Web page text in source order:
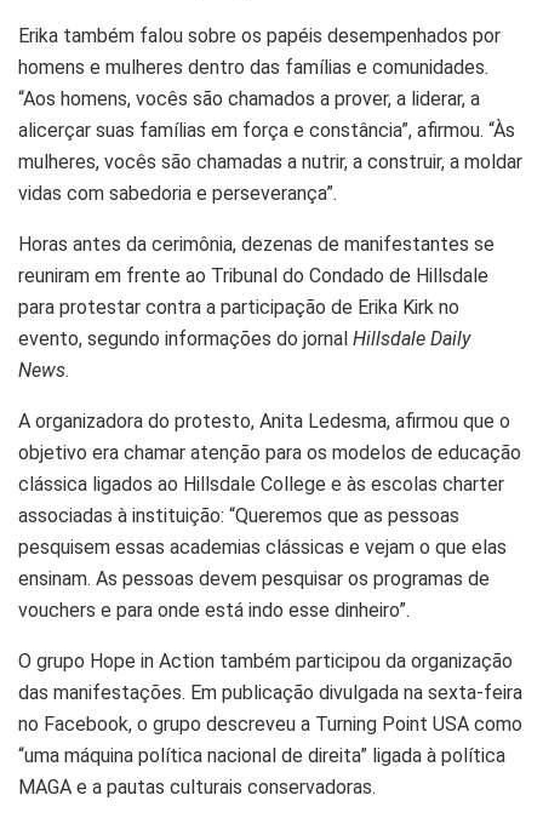
Erika também falou sobre os papéis desempenhados por
homens e mulheres dentro das famílias e comunidades.
“Aos homens, vocês são chamados a prover, a liderar, a
alicerçar suas famílias em força e constância”, afirmou. “Às
mulheres, vocês são chamadas a nutrir, a construir, a moldar
vidas com sabedoria e perseverança”.
Horas antes da cerimônia, dezenas de manifestantes se
reuniram em frente ao Tribunal do Condado de Hillsdale
para protestar contra a participação de Erika Kirk no
evento, segundo informações do jornal Hillsdale Daily
News.
A organizadora do protesto, Anita Ledesma, afirmou que o
objetivo era chamar atenção para os modelos de educação
clássica ligados ao Hillsdale College e às escolas charter
associadas à instituição: “Queremos que as pessoas
pesquisem essas academias clássicas e vejam o que elas
ensinam. As pessoas devem pesquisar os programas de
vouchers e para onde está indo esse dinheiro”.
O grupo Hope in Action também participou da organização
das manifestações. Em publicação divulgada na sexta-feira
no Facebook, o grupo descreveu a Turning Point USA como
“uma máquina política nacional de direita” ligada à política
MAGA e a pautas culturais conservadoras.